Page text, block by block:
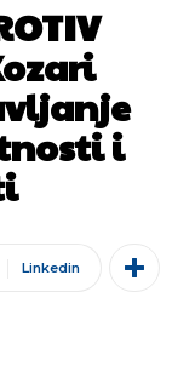
i
Linkedin